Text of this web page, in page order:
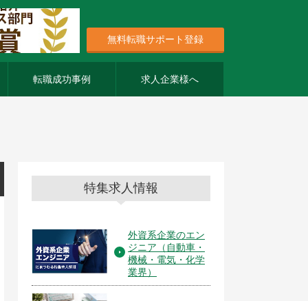
無料転職サポート登録
転職成功事例 求人企業様へ
特集求人情報
外資系企業のエン
ジニア（自動車・
機械・電気・化学
業界）